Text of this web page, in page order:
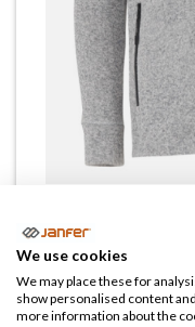
Chaqueta de
(0 reseña)
We use cookies
We may place these for
show personalised content
more information about the